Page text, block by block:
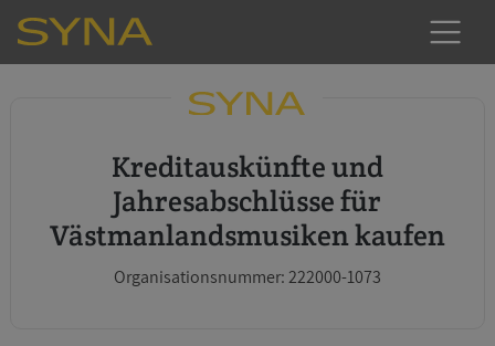
Kreditauskünfte und
Jahresabschlüsse für
Västmanlandsmusiken kaufen
Organisationsnummer: 222000-1073